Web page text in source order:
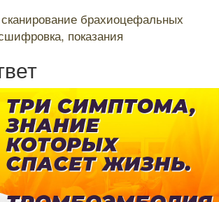
брахиоцефальных
показания